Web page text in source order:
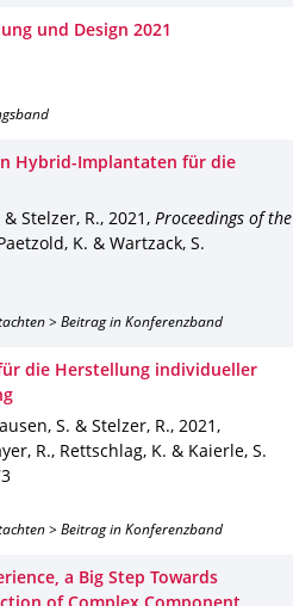
und Design 2021
Hybrid-Implantaten für die
Stelzer, R., 2021 , Proceedings of the
K. & Wartzack, S.
> Beitrag in Konferenzband
die Herstellung individueller
S. & Stelzer, R., 2021 ,
R., Rettschlag, K. & Kaierle, S.
> Beitrag in Konferenzband
a Big Step Towards